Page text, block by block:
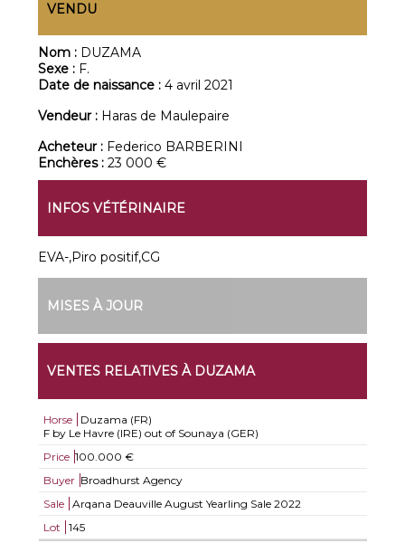
VENDU
Nom : DUZAMA
Sexe : F.
Date de naissance :4 avril 2021
Vendeur : Haras de Maulepaire
Acheteur : Federico BARBERINI
Enchères :23 000 €
INFOS VÉTÉRINAIRE
EVA-,Piro positif,CG
MISES À JOUR
VENTES RELATIVES À DUZAMA
Horse
Duzama (FR)
F by Le Havre (IRE) out of Sounaya (GER)
Price 100.000 €
Buyer Broadhurst Agency
Sale
Arqana Deauville August Yearling Sale 2022
Lot
145